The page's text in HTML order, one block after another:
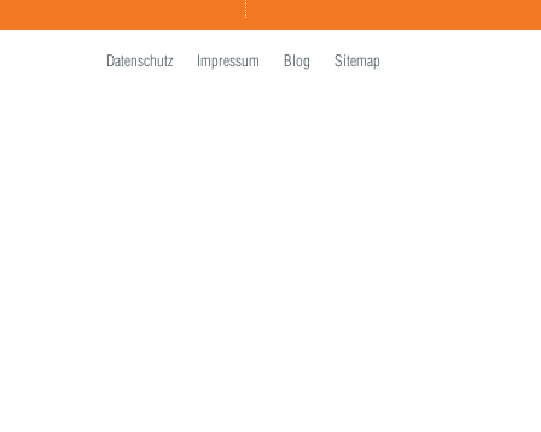
Datenschutz Impressum Blog Sitemap